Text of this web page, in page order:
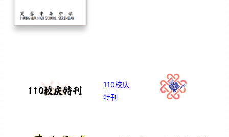
110校庆
特刊